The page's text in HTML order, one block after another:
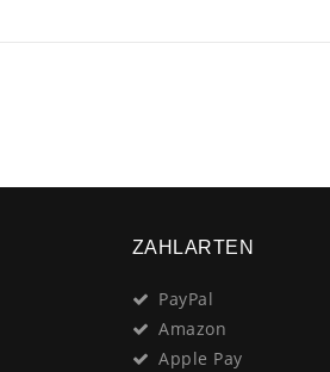
ZAHLARTEN
PayPal
Amazon
Apple Pay